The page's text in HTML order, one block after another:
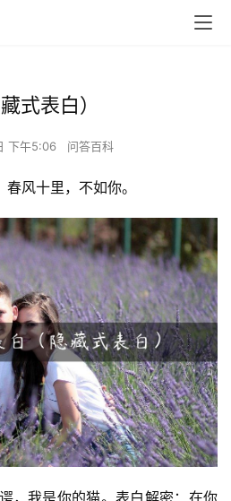
式表白）
下午5:06 问答百科
风十里，不如你。
，我是你的猫。表白解密：在你